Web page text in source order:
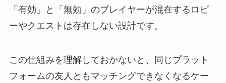
「有効」と「無効」のプレイヤーが混在するロビ
ーやクエストは存在しない設計です。
この仕組みを理解しておかないと、同じプラット
フォームの友人ともマッチングできなくなるケー